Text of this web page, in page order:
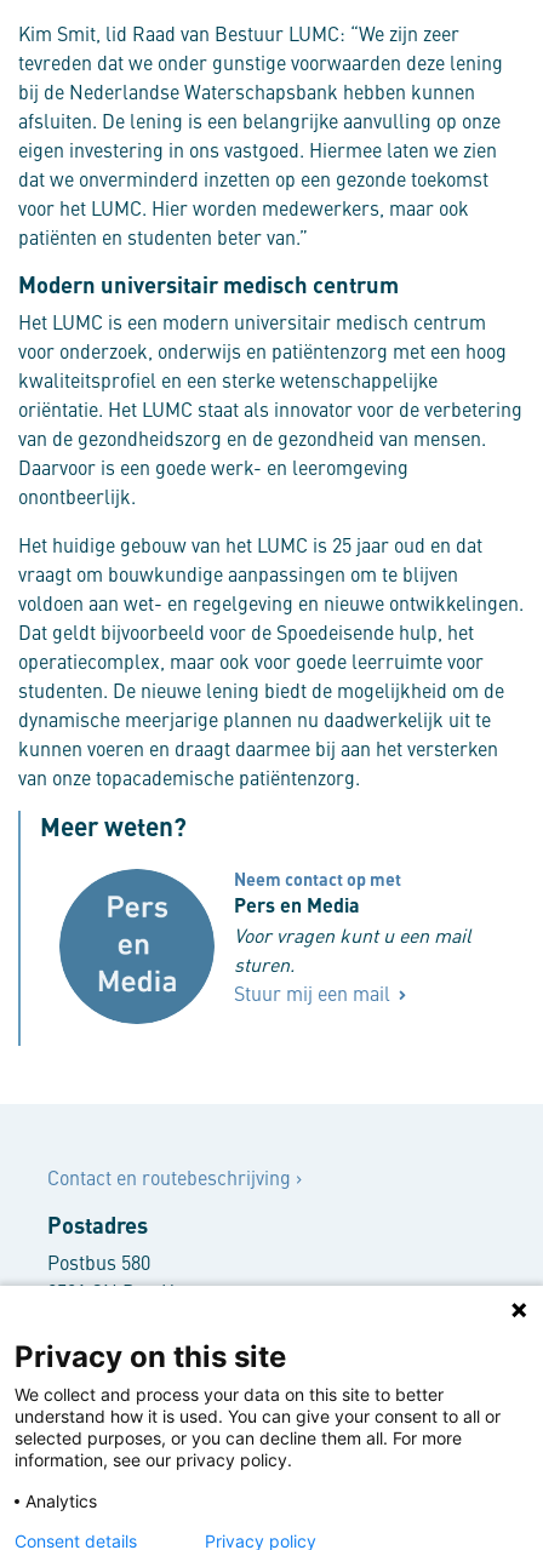
Kim Smit, lid Raad van Bestuur LUMC: “We zijn zeer
tevreden dat we onder gunstige voorwaarden deze lening
bij de Nederlandse Waterschapsbank hebben kunnen
afsluiten. De lening is een belangrijke aanvulling op onze
eigen investering in ons vastgoed. Hiermee laten we zien
dat we onverminderd inzetten op een gezonde toekomst
voor het LUMC. Hier worden medewerkers, maar ook
patiënten en studenten beter van.”
Modern universitair medisch centrum
Het LUMC is een modern universitair medisch centrum
voor onderzoek, onderwijs en patiëntenzorg met een hoog
kwaliteitsprofiel en een sterke wetenschappelijke
oriëntatie. Het LUMC staat als innovator voor de verbetering
van de gezondheidszorg en de gezondheid van mensen.
Daarvoor is een goede werk- en leeromgeving
onontbeerlijk.
Het huidige gebouw van het LUMC is 25 jaar oud en dat
vraagt om bouwkundige aanpassingen om te blijven
voldoen aan wet- en regelgeving en nieuwe ontwikkelingen.
Dat geldt bijvoorbeeld voor de Spoedeisende hulp, het
operatiecomplex, maar ook voor goede leerruimte voor
studenten. De nieuwe lening biedt de mogelijkheid om de
dynamische meerjarige plannen nu daadwerkelijk uit te
kunnen voeren en draagt daarmee bij aan het versterken
van onze topacademische patiëntenzorg.
Meer weten?
Neem contact op met
Pers en Media
Voor vragen kunt u een mail
sturen.
Stuur mij een mail
Contact
Contact en routebeschrijving ›
Postadres
Postbus 580
2501 CN Den Haag
Bezoekersadres
Rooseveltplantsoen 3
2517 KR Den Haag
+31 70 416 62 66
info@nwbbank.com
Disclaimer ›
Privacy statement ›
Privacy on this site
We collect and process your data on this site to better
understand how it is used. You can give your consent to all or
selected purposes, or you can decline them all. For more
information, see our privacy policy.
Analytics
Consent details
Privacy policy